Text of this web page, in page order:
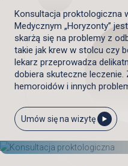
Konsultacja proktologiczna
Medycznym „Horyzonty”
skarżą się na problemy z
takie jak krew w stolcu czy
lekarz przeprowadza
dobiera skuteczne
hemoroidów i innych
Umów się na wizytę